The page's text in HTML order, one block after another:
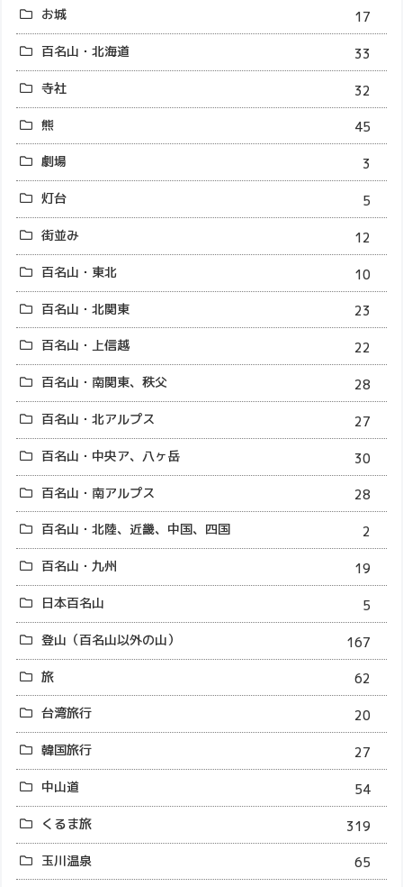
お城
17
百名山・北海道
33
寺社
32
熊
45
劇場
3
灯台
5
街並み
12
百名山・東北
10
百名山・北関東
23
百名山・上信越
22
百名山・南関東、秩父
28
百名山・北アルプス
27
百名山・中央ア、八ヶ岳
30
百名山・南アルプス
28
百名山・北陸、近畿、中国、四国
2
百名山・九州
19
日本百名山
5
登山（百名山以外の山）
167
旅
62
台湾旅行
20
韓国旅行
27
中山道
54
くるま旅
319
玉川温泉
65